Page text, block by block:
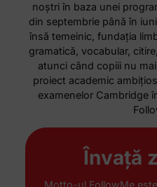
noștri în baza unei
din septembrie până în
însă temeinic, fundația
gramatică, vocabular,
atunci când copiii nu
proiect academic
examenelor Cambridge
Învaţă
Motto-ul FollowMe